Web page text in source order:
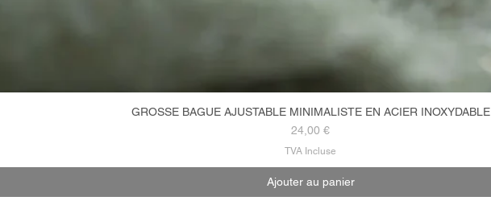
Aperçu rapide
GROSSE BAGUE AJUSTABLE MINIMALISTE EN ACIER INOXYDABLE
Prix
24,00 €
TVA Incluse
Ajouter au panier